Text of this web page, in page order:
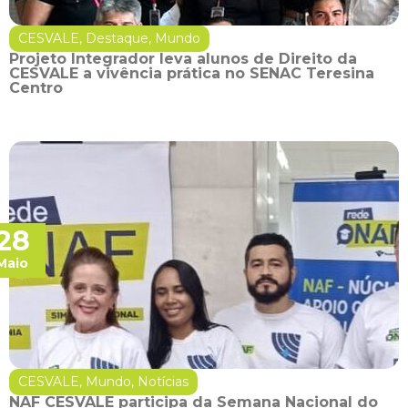
CESVALE, Destaque, Mundo
Projeto Integrador leva alunos de Direito da
CESVALE a vivência prática no SENAC Teresina
Centro
CESVALE, Mundo, Notícias
NAF CESVALE participa da Semana Nacional do